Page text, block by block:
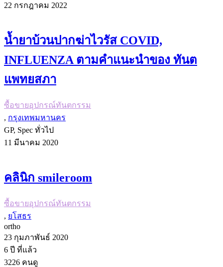
22 กรกฎาคม 2022
น้ำยาบ้วนปากฆ่าไวรัส COVID,
INFLUENZA ตามคำแนะนำของ ทันต
แพทยสภา
ซื้อขายอุปกรณ์ทันตกรรม
, กรุงเทพมหานคร
GP, Spec ทั่วไป
11 มีนาคม 2020
คลินิก smileroom
ซื้อขายอุปกรณ์ทันตกรรม
, ยโสธร
ortho
23 กุมภาพันธ์ 2020
6 ปี ที่แล้ว
3226 คนดู